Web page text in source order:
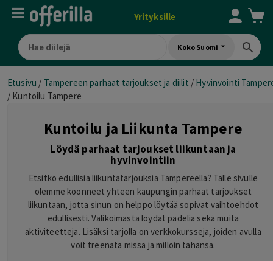
Yrityksille
Koko Suomi
Etusivu / Tampereen parhaat tarjoukset ja diilit / Hyvinvointi
/ Kuntoilu Tampere
Kuntoilu ja Liikunta Tampere
Löydä parhaat tarjoukset liikuntaan ja
hyvinvointiin
Etsitkö edullisia liikuntatarjouksia Tampereella? Tälle sivulle
olemme koonneet yhteen kaupungin parhaat tarjoukset
liikuntaan, jotta sinun on helppo löytää sopivat vaihtoehdot
edullisesti. Valikoimasta löydät padelia sekä muita
aktiviteetteja. Lisäksi tarjolla on verkkokursseja, joiden avulla
voit treenata missä ja milloin tahansa.